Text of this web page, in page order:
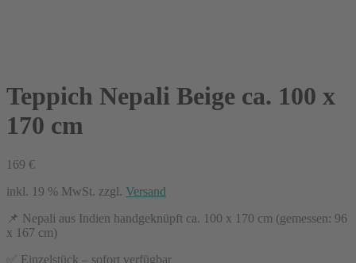
Teppich Nepali Beige ca. 100 x
170 cm
169 €
inkl. 19 % MwSt. zzgl. Versand
📌 Nepali aus Indien handgeknüpft ca. 100 x 170 cm (gemessen: 96
x 167 cm)
✅ Einzelstück – sofort verfügbar